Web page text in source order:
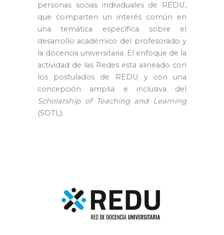
personas socias individuales de REDU,
que comparten un interés común en
una temática específica sobre el
desarrollo académico del profesorado y
la docencia universitaria. El enfoque de la
actividad de las Redes está alineado con
los postulados de REDU y con una
concepción amplia e inclusiva del
Scholarship of Teaching and Learning
(SOTL).